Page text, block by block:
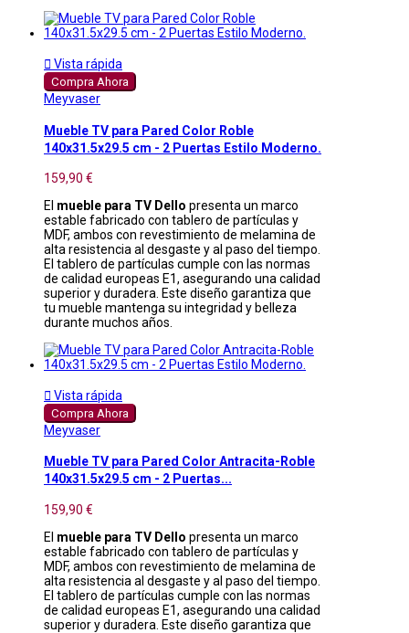
 Vista rápida
Compra Ahora
Meyvaser
Mueble TV para Pared Color Roble
140x31.5x29.5 cm - 2 Puertas Estilo Moderno.
159,90 €
El mueble para TV Dello presenta un marco
estable fabricado con tablero de partículas y
MDF, ambos con revestimiento de melamina de
alta resistencia al desgaste y al paso del tiempo.
El tablero de partículas cumple con las normas
de calidad europeas E1, asegurando una calidad
superior y duradera. Este diseño garantiza que
tu mueble mantenga su integridad y belleza
durante muchos años.
 Vista rápida
Compra Ahora
Meyvaser
Mueble TV para Pared Color Antracita-Roble
140x31.5x29.5 cm - 2 Puertas...
159,90 €
El mueble para TV Dello presenta un marco
estable fabricado con tablero de partículas y
MDF, ambos con revestimiento de melamina de
alta resistencia al desgaste y al paso del tiempo.
El tablero de partículas cumple con las normas
de calidad europeas E1, asegurando una calidad
superior y duradera. Este diseño garantiza que